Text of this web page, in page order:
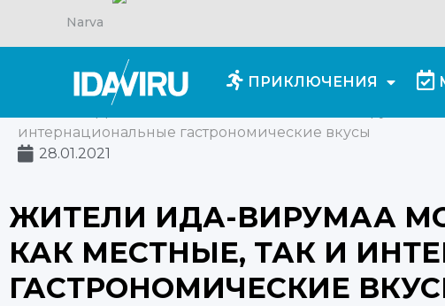
Narva
ПРИКЛЮЧЕНИЯ
Для вдохновения
интернациональные гастрономические вкусы
28.01.2021
ЖИТЕЛИ ИДА-ВИРУМАА
КАК МЕСТНЫЕ, ТАК И
ГАСТРОНОМИЧЕСКИЕ